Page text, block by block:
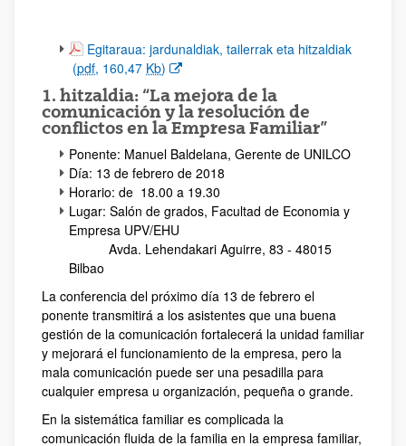
(Beste leiho bat zabalduko du)
Egitaraua: jardunaldiak, tailerrak eta hitzaldiak
(pdf, 160,47 Kb)
1. hitzaldia: “La mejora de la
comunicación y la resolución de
conflictos en la Empresa Familiar”
Ponente: Manuel Baldelana, Gerente de UNILCO
Día: 13 de febrero de 2018
Horario: de 18.00 a 19.30
Lugar: Salón de grados, Facultad de Economia y
Empresa UPV/EHU
Avda. Lehendakari Aguirre, 83 - 48015
Bilbao
La conferencia del próximo día 13 de febrero el
ponente transmitirá a los asistentes que una buena
gestión de la comunicación fortalecerá la unidad familiar
y mejorará el funcionamiento de la empresa, pero la
mala comunicación puede ser una pesadilla para
cualquier empresa u organización, pequeña o grande.
En la sistemática familiar es complicada la
comunicación fluida de la familia en la empresa familiar,